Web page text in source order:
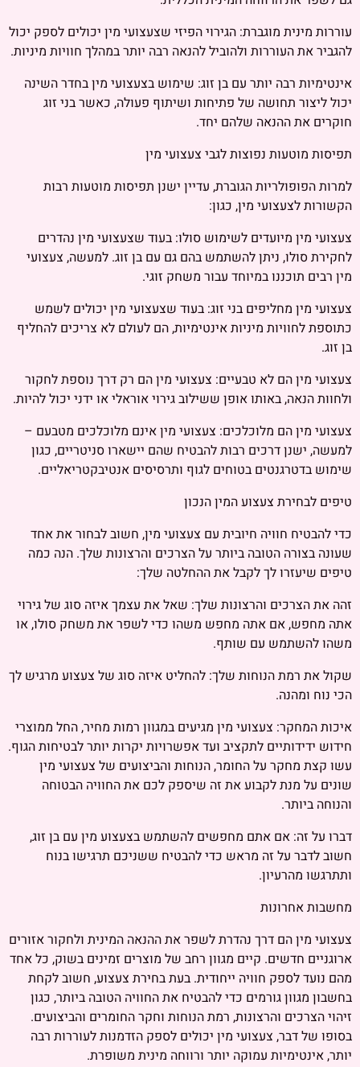
עוררות מינית מוגברת: הגירוי הפיזי שצעצועי מין יכולים לספק יכול
להגביר את העוררות ולהוביל להנאה רבה יותר במהלך חוויות מיניות.
אינטימיות רבה יותר עם בן זוג: שימוש בצעצועי מין בחדר השינה
יכול ליצור תחושה של פתיחות ושיתוף פעולה, כאשר בני זוג
חוקרים את ההנאה שלהם יחד.
תפיסות מוטעות נפוצות לגבי צעצועי מין
למרות הפופולריות הגוברת, עדיין ישנן תפיסות מוטעות רבות
הקשורות לצעצועי מין, כגון:
צעצועי מין מיועדים לשימוש סולו: בעוד שצעצועי מין נהדרים
לחקירת סולו, ניתן להשתמש בהם גם עם בן זוג. למעשה, צעצועי
מין רבים תוכננו במיוחד עבור משחק זוגי.
צעצועי מין מחליפים בני זוג: בעוד שצעצועי מין יכולים לשמש
כתוספת לחוויות מיניות אינטימיות, הם לעולם לא צריכים להחליף
בן זוג.
צעצועי מין הם לא טבעיים: צעצועי מין הם רק דרך נוספת לחקור
ולחוות הנאה, באותו אופן ששילוב גירוי אוראלי או ידני יכול להיות.
צעצועי מין הם מלוכלכים: צעצועי מין אינם מלוכלכים מטבעם –
למעשה, ישנן דרכים רבות להבטיח שהם יישארו סניטריים, כגון
שימוש בדטרגנטים בטוחים לגוף ותרסיסים אנטיבקטריאליים.
טיפים לבחירת צעצוע המין הנכון
כדי להבטיח חוויה חיובית עם צעצועי מין, חשוב לבחור את אחד
שעונה בצורה הטובה ביותר על הצרכים והרצונות שלך. הנה כמה
טיפים שיעזרו לך לקבל את ההחלטה שלך:
זהה את הצרכים והרצונות שלך: שאל את עצמך איזה סוג של גירוי
אתה מחפש, אם אתה מחפש משהו כדי לשפר את משחק סולו, או
משהו להשתמש עם שותף.
שקול את רמת הנוחות שלך: להחליט איזה סוג של צעצוע מרגיש לך
הכי נוח ומהנה.
איכות המחקר: צעצועי מין מגיעים במגוון רמות מחיר, החל ממוצרי
חידוש ידידותיים לתקציב ועד אפשרויות יקרות יותר לבטיחות הגוף.
עשו קצת מחקר על החומר, הנוחות והביצועים של צעצועי מין
שונים על מנת לקבוע את זה שיספק לכם את החוויה הבטוחה
והנוחה ביותר.
דברו על זה: אם אתם מחפשים להשתמש בצעצוע מין עם בן זוג,
חשוב לדבר על זה מראש כדי להבטיח ששניכם תרגישו בנוח
ותתרגשו מהרעיון.
מחשבות אחרונות
צעצועי מין הם דרך נהדרת לשפר את ההנאה המינית ולחקור אזורים
ארוגניים חדשים. קיים מגוון רחב של מוצרים זמינים בשוק, כל אחד
מהם נועד לספק חוויה ייחודית. בעת בחירת צעצוע, חשוב לקחת
בחשבון מגוון גורמים כדי להבטיח את החוויה הטובה ביותר, כגון
זיהוי הצרכים והרצונות, רמת הנוחות וחקר החומרים והביצועים.
בסופו של דבר, צעצועי מין יכולים לספק הזדמנות לעוררות רבה
יותר, אינטימיות עמוקה יותר ורווחה מינית משופרת.